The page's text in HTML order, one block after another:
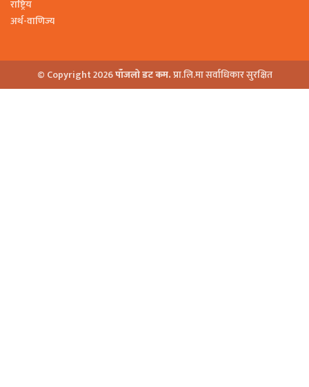
राष्ट्रिय
अर्थ-वाणिज्य
© Copyright 2026पाँजलो डट कम.प्रा.लि.मा सर्वाधिकार सुरक्षित